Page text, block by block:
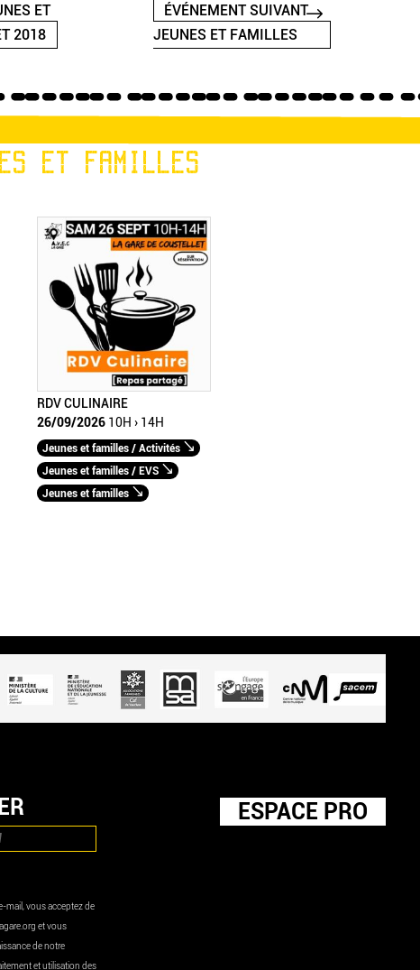
ET
2018
ÉVÉNEMENT SUIVANT
JEUNES ET FAMILLES
ET FAMILLES
RDV CULINAIRE
26/09/2026 10H › 14H
Jeunes et familles / Activités
Jeunes et familles / EVS
Jeunes et familles
mail, vous acceptez de
et vous
de notre
et utilisation des
ESPACE PRO